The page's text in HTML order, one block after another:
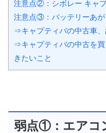
注意点②：シボレー キャ
注意点③：バッテリーあが
⇒キャプティバの中古車
⇒キャプティバの中古を
きたいこと
弱点①：エアコ